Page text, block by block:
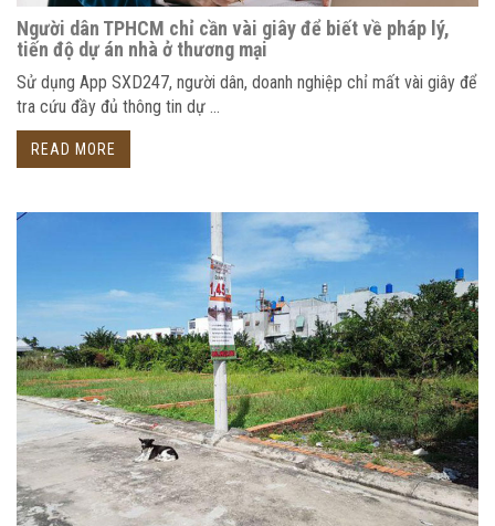
Người dân TPHCM chỉ cần vài giây để biết về pháp lý,
tiến độ dự án nhà ở thương mại
Sử dụng App SXD247, người dân, doanh nghiệp chỉ mất vài giây để
tra cứu đầy đủ thông tin dự ...
READ MORE